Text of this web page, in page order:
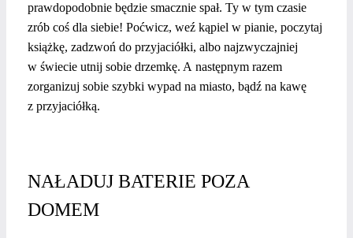
prawdopodobnie będzie smacznie spał. Ty w tym czasie
zrób coś dla siebie! Poćwicz, weź kąpiel w pianie, poczytaj
książkę, zadzwoń do przyjaciółki, albo najzwyczajniej
w świecie utnij sobie drzemkę. A następnym razem
zorganizuj sobie szybki wypad na miasto, bądź na kawę
z przyjaciółką.
NAŁADUJ BATERIE POZA
DOMEM